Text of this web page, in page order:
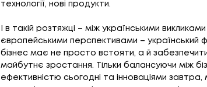
технології, нові продукти.
І в такій розтяжці – між українськими
європейськими перспективами – український
бізнес має не просто встояти, а й
майбутнє зростання. Тільки балансуючи між
ефективністю сьогодні та інноваціями